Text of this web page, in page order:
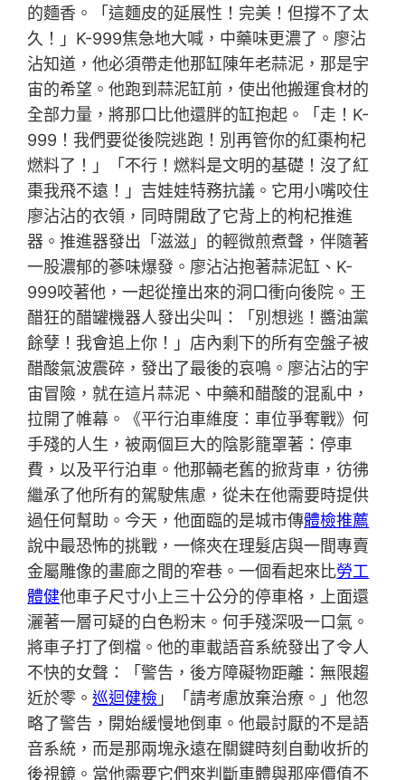
的麵香。「這麵皮的延展性！完美！但撐不了太
久！」K-999焦急地大喊，中藥味更濃了。廖沾
沾知道，他必須帶走他那缸陳年老蒜泥，那是宇
宙的希望。他跑到蒜泥缸前，使出他搬運食材的
全部力量，將那口比他還胖的缸抱起。「走！K-
999！我們要從後院逃跑！別再管你的紅棗枸杞
燃料了！」「不行！燃料是文明的基礎！沒了紅
棗我飛不遠！」吉娃娃特務抗議。它用小嘴咬住
廖沾沾的衣領，同時開啟了它背上的枸杞推進
器。推進器發出「滋滋」的輕微煎煮聲，伴隨著
一股濃郁的蔘味爆發。廖沾沾抱著蒜泥缸、K-
999咬著他，一起從撞出來的洞口衝向後院。王
醋狂的醋罐機器人發出尖叫：「別想逃！醬油黨
餘孽！我會追上你！」店內剩下的所有空盤子被
醋酸氣波震碎，發出了最後的哀鳴。廖沾沾的宇
宙冒險，就在這片蒜泥、中藥和醋酸的混亂中，
拉開了帷幕。《平行泊車維度：車位爭奪戰》何
手殘的人生，被兩個巨大的陰影籠罩著：停車
費，以及平行泊車。他那輛老舊的掀背車，彷彿
繼承了他所有的駕駛焦慮，從未在他需要時提供
過任何幫助。今天，他面臨的是城市傳體檢推薦
說中最恐怖的挑戰，一條夾在理髮店與一間專賣
金屬雕像的畫廊之間的窄巷。一個看起來比勞工
體健他車子尺寸小上三十公分的停車格，上面還
灑著一層可疑的白色粉末。何手殘深吸一口氣。
將車子打了倒檔。他的車載語音系統發出了令人
不快的女聲：「警告，後方障礙物距離：無限趨
近於零。巡迴健檢 」「請考慮放棄治療。」他忽
略了警告，開始緩慢地倒車。他最討厭的不是語
音系統，而是那兩塊永遠在關鍵時刻自動收折的
後視鏡。當他需要它們來判斷車體與那座價值不